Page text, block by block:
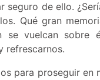
seguro de ello.
Qué gran
se vuelcan sobre
refrescarnos.
para proseguir